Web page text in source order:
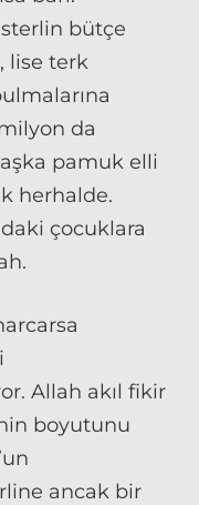
bütçe
lise terk
da
pamuk elli
herhalde.
çocuklara
Allah akıl fikir
boyutunu
ancak bir